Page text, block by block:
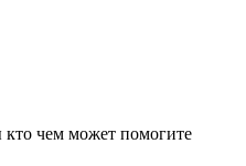
кто чем может помогите